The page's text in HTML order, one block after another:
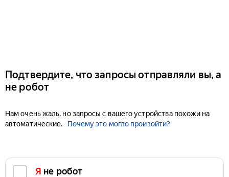
Подтвердите, что запросы отправляли вы, а
не робот
Нам очень жаль, но запросы с вашего устройства похожи на
автоматические.
Почему это могло произойти?
Я не робот